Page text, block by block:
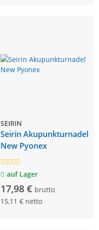
SEIRIN
Seirin Akupunkturnadel
New Pyonex
auf Lager
17,98 € brutto
15,11 € netto